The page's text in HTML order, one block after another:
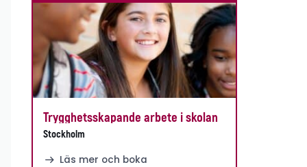
Trygghetsskapande arbete i skolan
Stockholm
Läs mer och boka